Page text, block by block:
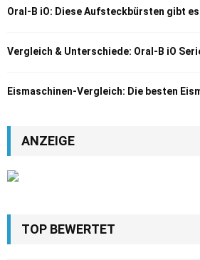
Oral-B iO: Diese Aufsteckbürsten gibt es
Vergleich & Unterschiede: Oral-B iO
Eismaschinen-Vergleich: Die besten
ANZEIGE
TOP BEWERTET